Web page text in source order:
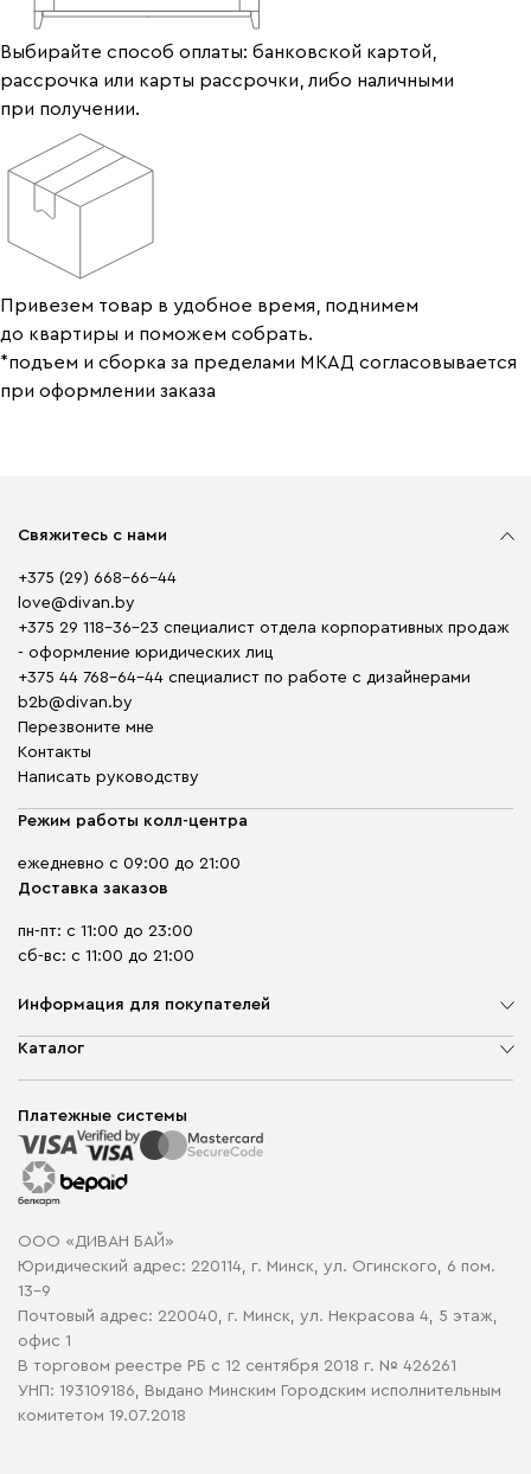
Выбирайте способ оплаты: банковской картой,
рассрочка или карты рассрочки, либо наличными
при получении.
Привезем товар в удобное время, поднимем
до квартиры и поможем собрать.
*подъем и сборка за пределами МКАД согласовывается
при оформлении заказа
Свяжитесь с нами
+375 (29) 668-66-44
love@divan.by
+375 29 118-36-23 специалист отдела корпоративных продаж
- оформление юридических лиц
+375 44 768-64-44 специалист по работе с дизайнерами
b2b@divan.by
Перезвоните мне
Контакты
Написать руководству
Режим работы колл-центра
ежедневно с 09:00 до 21:00
Доставка заказов
пн-пт: с 11:00 до 23:00
сб-вс: с 11:00 до 21:00
Информация для покупателей
О компании
Способы оплаты
Рассрочка и кредит
Гарантия
Карта сайта
Политика конфиденциальности
Политика в отношении обработки cookie
Каталог
Корпусная мебель
Распродажа мебели
Платежные системы
ООО «ДИВАН БАЙ»
Юридический адрес: 220114, г. Минск, ул. Огинского, 6 пом.
13-9
Почтовый адрес: 220040, г. Минск, ул. Некрасова 4, 5 этаж,
офис 1
В торговом реестре РБ с 12 сентября 2018 г. № 426261
УНП: 193109186, Выдано Минским Городским исполнительным
комитетом 19.07.2018